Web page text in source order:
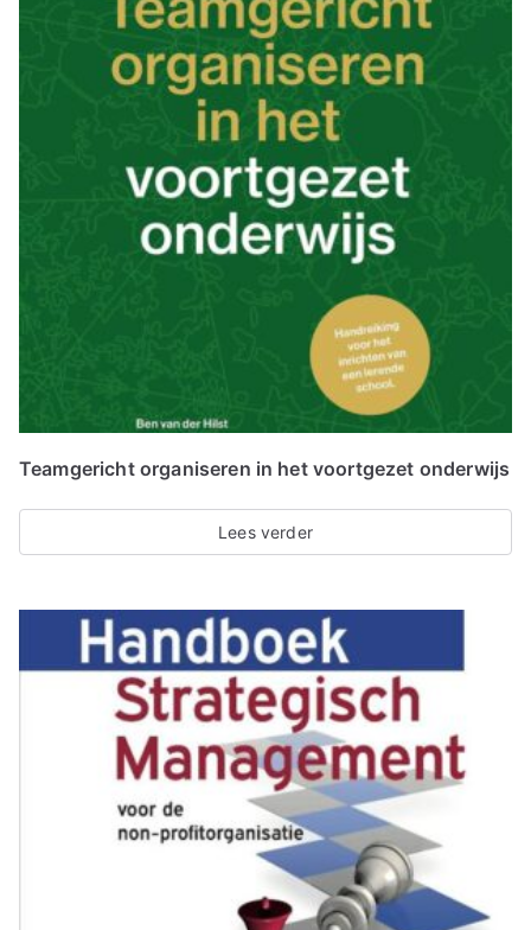
Teamgericht organiseren in het voortgezet onderwijs
Lees verder